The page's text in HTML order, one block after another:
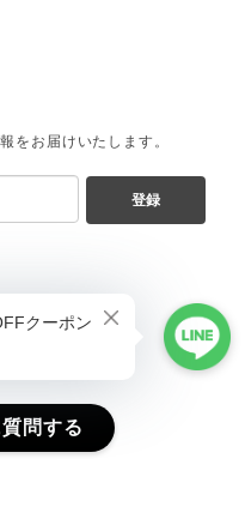
をお届けいたします。
登録
問する